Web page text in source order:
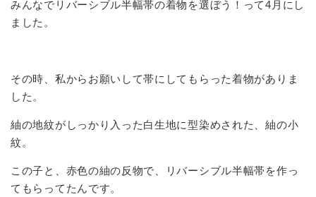
みんなでリバーシブル半幅帯の着物を選ぼう！って4月にし
ました。
その時、私からお願いして帯にしてもらった着物がありま
した。
紬の地紋がしっかり入った白生地に型染めされた、紬の小
紋。
この子と、赤色の紬の反物で、リバーシブル半幅帯を作っ
てもらってたんです。